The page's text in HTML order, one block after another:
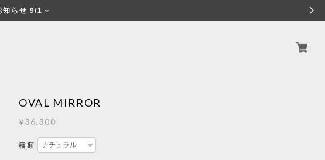
らせ 9/1～
OVAL MIRROR
¥36,300
種類